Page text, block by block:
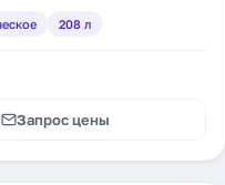
208 л
Запрос цены